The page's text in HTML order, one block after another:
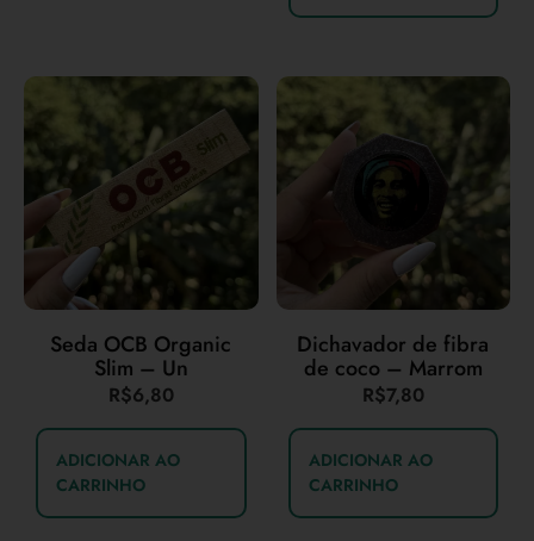
Seda OCB Organic
Slim – Un
R$6,80
ADICIONAR AO
CARRINHO
Dichavador de fibra
de coco – Marrom
R$7,80
ADICIONAR AO
CARRINHO